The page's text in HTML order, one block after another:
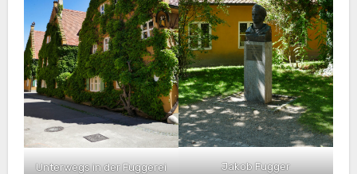
Unterwegs in der Fuggerei Jakob Fugger